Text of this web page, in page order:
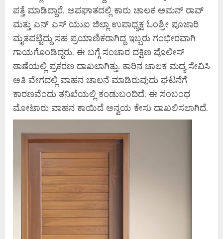
ಪತ್ತೆ ಮಾಡಿದ್ದಾರೆ. ಅಪಘಾತದಲ್ಲಿ ಕಾರು ಚಾಲಕ ಅಮನ್ ರಾವ್
ಮತ್ತು ಎನ್ ಎಸ್ ಯುಐ ಜಿಲ್ಲಾ ಉಪಾಧ್ಯಕ್ಷ ಓಂಶ್ರೀ ಪೂಜಾರಿ
ಮೃತಪಟ್ಟಿದ್ದು ಸಹ ಪ್ರಯಾಣಿಕರಾಗಿದ್ದ ಇಬ್ಬರು ಗಂಭೀರವಾಗಿ
ಗಾಯಗೊಂಡಿದ್ದರು. ಈ ಬಗ್ಗೆ ಸಂಚಾರ ದಕ್ಷಿಣ ಪೊಲೀಸ್
ಠಾಣೆಯಲ್ಲಿ ಪ್ರಕರಣ ದಾಖಲಾಗಿತ್ತು. ಕಾರಿನ ಚಾಲಕ ಮದ್ಯ ಸೇವಿಸಿ
ಅತಿ ವೇಗದಲ್ಲಿ ವಾಹನ ಚಾಲನೆ ಮಾಡಿರುವುದು ಘಟನೆಗೆ
ಕಾರಣವೆಂದು ತನಿಖೆಯಲ್ಲಿ ಕಂಡುಬಂದಿದೆ. ಈ ಸಂಬಂಧ
ಮೋಟಾರು ವಾಹನ ಕಾಯಿದೆ ಅನ್ವಯ ಕೇಸು ದಾಖಲಿಸಲಾಗಿದೆ.